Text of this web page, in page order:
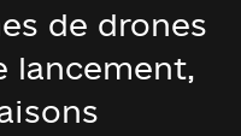
de drones
lancement,